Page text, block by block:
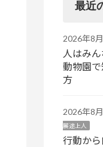
最近
2026年8
人はみ
動物園
方
2026年8
展途上人
行動か